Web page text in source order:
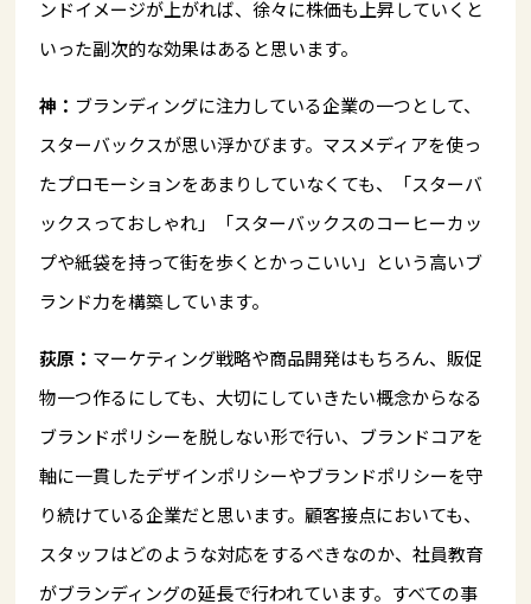
ンドイメージが上がれば、徐々に株価も上昇していくと
いった副次的な効果はあると思います。
神： ブランディングに注力している企業の一つとして、
スターバックスが思い浮かびます。マスメディアを使っ
たプロモーションをあまりしていなくても、「スターバ
ックスっておしゃれ」「スターバックスのコーヒーカッ
プや紙袋を持って街を歩くとかっこいい」という高いブ
ランド力を構築しています。
荻原： マーケティング戦略や商品開発はもちろん、販促
物一つ作るにしても、大切にしていきたい概念からなる
ブランドポリシーを脱しない形で行い、ブランドコアを
軸に一貫したデザインポリシーやブランドポリシーを守
り続けている企業だと思います。顧客接点においても、
スタッフはどのような対応をするべきなのか、社員教育
がブランディングの延長で行われています。すべての事